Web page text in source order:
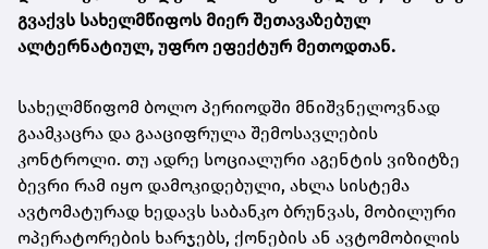
გვაქვს სახელმწიფოს მიერ შეთავაზებულ
ალტერნატიულ, უფრო ეფექტურ მეთოდთან.
სახელმწიფომ ბოლო პერიოდში მნიშვნელოვნად
გაამკაცრა და გააციფრულა შემოსავლების
კონტროლი. თუ ადრე სოციალური აგენტის ვიზიტზე
ბევრი რამ იყო დამოკიდებული, ახლა სისტემა
ავტომატურად ხედავს საბანკო ბრუნვას, მობილური
ოპერატორების ხარჯებს, ქონების ან ავტომობილის